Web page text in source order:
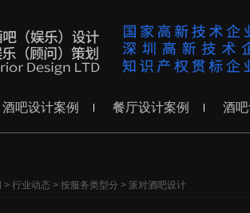
酒吧设计案例 餐厅设计案例 酒
> 行业动态 > 按服务类型分 > 派对酒吧设计